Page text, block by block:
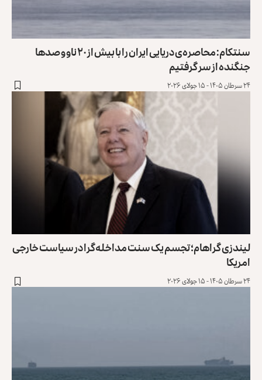
سنتکام: محاصره‌ی دریایی ایران را با بیش از ۲۰ ناو و صدها
جنگنده از سر گرفتیم
۲۴ سرطان ۱۴۰۵ - ۱۵ جولای ۲۰۲۶
لیندزی گراهام؛ تجسم یک سنت مداخله‌گرا در سیاست خارجی
امریکا
۲۴ سرطان ۱۴۰۵ - ۱۵ جولای ۲۰۲۶